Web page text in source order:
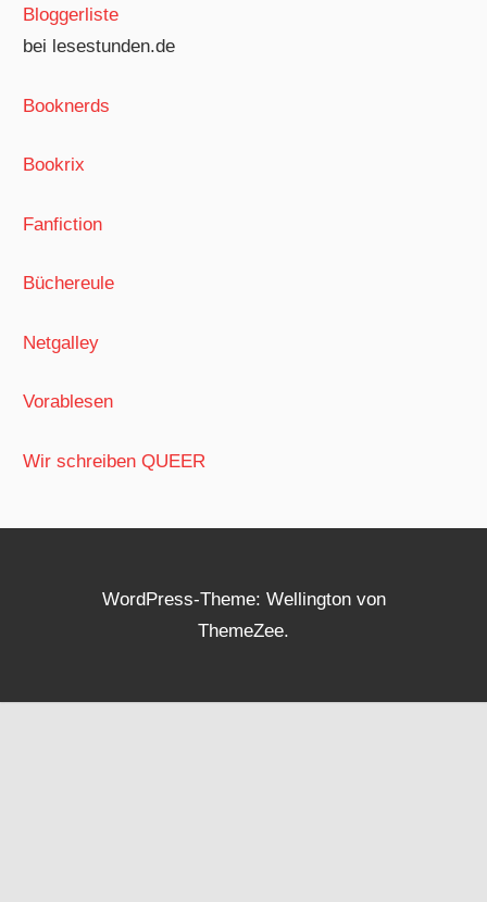
Bloggerliste
bei lesestunden.de
Booknerds
Bookrix
Fanfiction
Büchereule
Netgalley
Vorablesen
Wir schreiben QUEER
WordPress-Theme: Wellington von
ThemeZee.